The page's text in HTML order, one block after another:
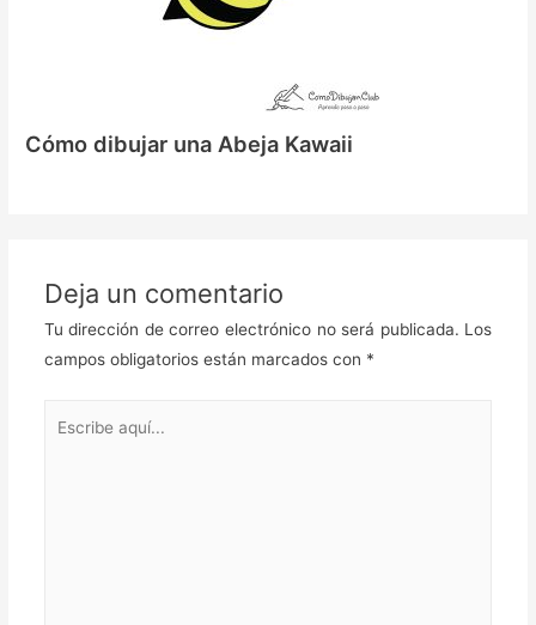
Cómo dibujar una Abeja Kawaii
Deja un comentario
Tu dirección de correo electrónico no será publicada. Los
campos obligatorios están marcados con *